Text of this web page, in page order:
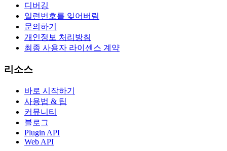
디버깅
일련번호를 잊어버림
문의하기
개인정보 처리방침
최종 사용자 라이센스 계약
리소스
바로 시작하기
사용법 & 팁
커뮤니티
블로그
Plugin API
Web API